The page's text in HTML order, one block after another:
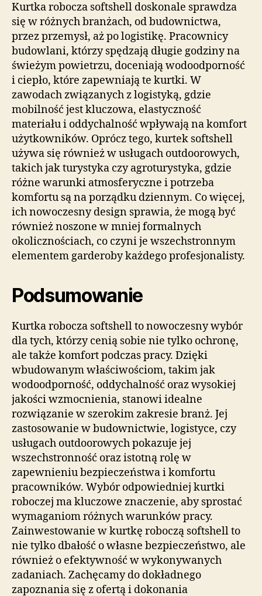
Kurtka robocza softshell doskonale sprawdza
się w różnych branżach, od budownictwa,
przez przemysł, aż po logistikę. Pracownicy
budowlani, którzy spędzają długie godziny na
świeżym powietrzu, doceniają wodoodporność
i ciepło, które zapewniają te kurtki. W
zawodach związanych z logistyką, gdzie
mobilność jest kluczowa, elastyczność
materiału i oddychalność wpływają na komfort
użytkowników. Oprócz tego, kurtek softshell
używa się również w usługach outdoorowych,
takich jak turystyka czy agroturystyka, gdzie
różne warunki atmosferyczne i potrzeba
komfortu są na porządku dziennym. Co więcej,
ich nowoczesny design sprawia, że mogą być
również noszone w mniej formalnych
okolicznościach, co czyni je wszechstronnym
elementem garderoby każdego profesjonalisty.
Podsumowanie
Kurtka robocza softshell to nowoczesny wybór
dla tych, którzy cenią sobie nie tylko ochronę,
ale także komfort podczas pracy. Dzięki
wbudowanym właściwościom, takim jak
wodoodporność, oddychalność oraz wysokiej
jakości wzmocnienia, stanowi idealne
rozwiązanie w szerokim zakresie branż. Jej
zastosowanie w budownictwie, logistyce, czy
usługach outdoorowych pokazuje jej
wszechstronność oraz istotną rolę w
zapewnieniu bezpieczeństwa i komfortu
pracowników. Wybór odpowiedniej kurtki
roboczej ma kluczowe znaczenie, aby sprostać
wymaganiom różnych warunków pracy.
Zainwestowanie w kurtkę roboczą softshell to
nie tylko dbałość o własne bezpieczeństwo, ale
również o efektywność w wykonywanych
zadaniach. Zachęcamy do dokładnego
zapoznania się z ofertą i dokonania